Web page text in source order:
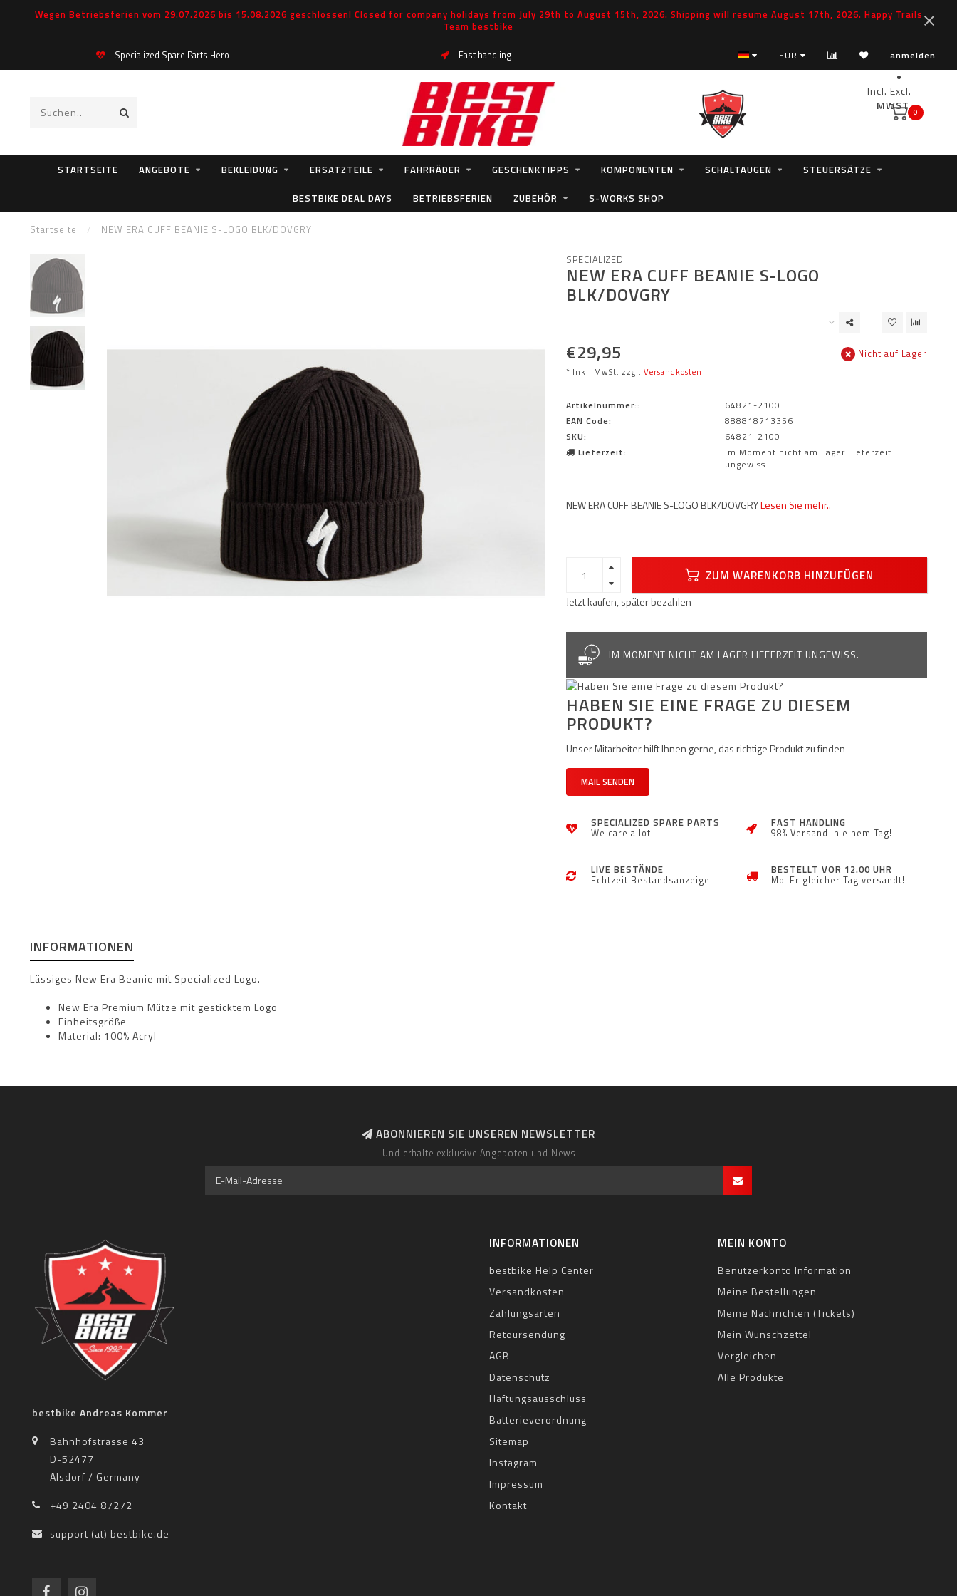
Wegen Betriebsferien vom 29.07.2026 bis 15.08.2026 geschlossen! Closed for company holidays from July 29th to August 15th, 2026. Shipping will resume August 17th, 2026. Happy Trails
Team bestbike
Specialized Spare Parts Hero Fast handling EUR anmelden
Incl. Excl.
MWST.0
STARTSEITE ANGEBOTE BEKLEIDUNG ERSATZTEILE FAHRRÄDER GESCHENKTIPPS KOMPONENTEN SCHALTAUGEN
STEUERSÄTZE
BESTBIKE DEAL DAYS
BETRIEBSFERIEN ZUBEHÖR S-WORKS SHOP
Startseite / NEW ERA CUFF BEANIE S-LOGO BLK/DOVGRY
SPECIALIZED
NEW ERA CUFF BEANIE S-LOGO
BLK/DOVGRY
€29,95
* Inkl. MwSt. zzgl. Versandkosten
Nicht auf Lager
Artikelnummer::
64821-2100
EAN Code:
888818713356
SKU:
64821-2100
Lieferzeit:
Im Moment nicht am Lager Lieferzeit
ungewiss.
NEW ERA CUFF BEANIE S-LOGO BLK/DOVGRYLesen Sie mehr..
ZUM WARENKORB HINZUFÜGEN
Jetzt kaufen, später bezahlen
IM MOMENT NICHT AM LAGER LIEFERZEIT UNGEWISS.
HABEN SIE EINE FRAGE ZU DIESEM
PRODUKT?
Unser Mitarbeiter hilft Ihnen gerne, das richtige Produkt zu finden
MAIL SENDEN
SPECIALIZED SPARE PARTS
We care a lot!
FAST HANDLING
98% Versand in einem Tag!
LIVE BESTÄNDE
Echtzeit Bestandsanzeige!
BESTELLT VOR 12.00 UHR
Mo-Fr gleicher Tag versandt!
INFORMATIONEN
Lässiges New Era Beanie mit Specialized Logo.
New Era Premium Mütze mit gesticktem Logo
Einheitsgröße
Material: 100% Acryl
ABONNIEREN SIE UNSEREN NEWSLETTER
Und erhalte exklusive Angeboten und News
bestbike Andreas Kommer
Bahnhofstrasse 43
D-52477
Alsdorf / Germany
+49 2404 87272
support (at) bestbike.de
INFORMATIONEN
bestbike Help Center
Versandkosten
Zahlungsarten
Retoursendung
AGB
Datenschutz
Haftungsausschluss
Batterieverordnung
Sitemap
Instagram
Impressum
Kontakt
MEIN KONTO
Benutzerkonto Information
Meine Bestellungen
Meine Nachrichten (Tickets)
Mein Wunschzettel
Vergleichen
Alle Produkte